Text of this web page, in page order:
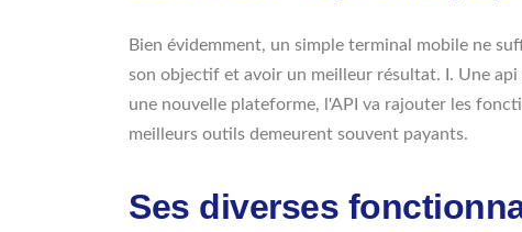
Bien évidemment, un simple terminal mobile ne
son objectif et avoir un meilleur résultat. I. Une
une nouvelle plateforme, l'API va rajouter les
meilleurs outils demeurent souvent payants.
Ses diverses